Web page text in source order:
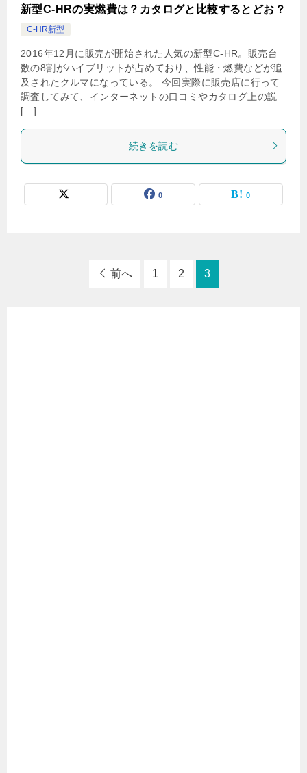
新型C-HRの実燃費は？カタログと比較するとどお？
C-HR新型
2016年12月に販売が開始された人気の新型C-HR。販売台
数の8割がハイブリットが占めており、性能・燃費などが追
及されたクルマになっている。 今回実際に販売店に行って
調査してみて、インターネットの口コミやカタログ上の説
[…]
続きを読む
0 0
前へ 1 2 3